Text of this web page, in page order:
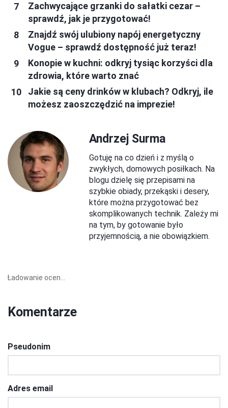
Zachwycające grzanki do sałatki cezar –
sprawdź, jak je przygotować!
Znajdź swój ulubiony napój energetyczny
Vogue – sprawdź dostępność już teraz!
Konopie w kuchni: odkryj tysiąc korzyści dla
zdrowia, które warto znać
Jakie są ceny drinków w klubach? Odkryj, ile
możesz zaoszczędzić na imprezie!
Andrzej Surma
Gotuję na co dzień i z myślą o
zwykłych, domowych posiłkach. Na
blogu dzielę się przepisami na
szybkie obiady, przekąski i desery,
które można przygotować bez
skomplikowanych technik. Zależy mi
na tym, by gotowanie było
przyjemnością, a nie obowiązkiem.
Ładowanie ocen...
Komentarze
Pseudonim
Adres email